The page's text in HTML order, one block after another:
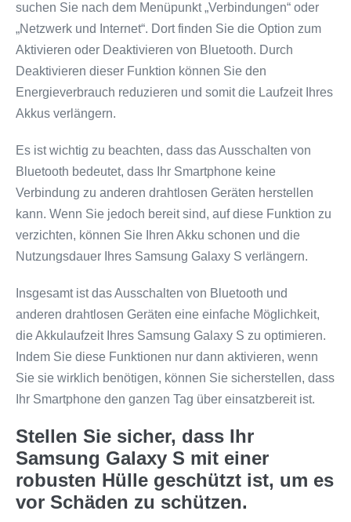
suchen Sie nach dem Menüpunkt „Verbindungen“ oder
„Netzwerk und Internet“. Dort finden Sie die Option zum
Aktivieren oder Deaktivieren von Bluetooth. Durch
Deaktivieren dieser Funktion können Sie den
Energieverbrauch reduzieren und somit die Laufzeit Ihres
Akkus verlängern.
Es ist wichtig zu beachten, dass das Ausschalten von
Bluetooth bedeutet, dass Ihr Smartphone keine
Verbindung zu anderen drahtlosen Geräten herstellen
kann. Wenn Sie jedoch bereit sind, auf diese Funktion zu
verzichten, können Sie Ihren Akku schonen und die
Nutzungsdauer Ihres Samsung Galaxy S verlängern.
Insgesamt ist das Ausschalten von Bluetooth und
anderen drahtlosen Geräten eine einfache Möglichkeit,
die Akkulaufzeit Ihres Samsung Galaxy S zu optimieren.
Indem Sie diese Funktionen nur dann aktivieren, wenn
Sie sie wirklich benötigen, können Sie sicherstellen, dass
Ihr Smartphone den ganzen Tag über einsatzbereit ist.
Stellen Sie sicher, dass Ihr
Samsung Galaxy S mit einer
robusten Hülle geschützt ist, um es
vor Schäden zu schützen.